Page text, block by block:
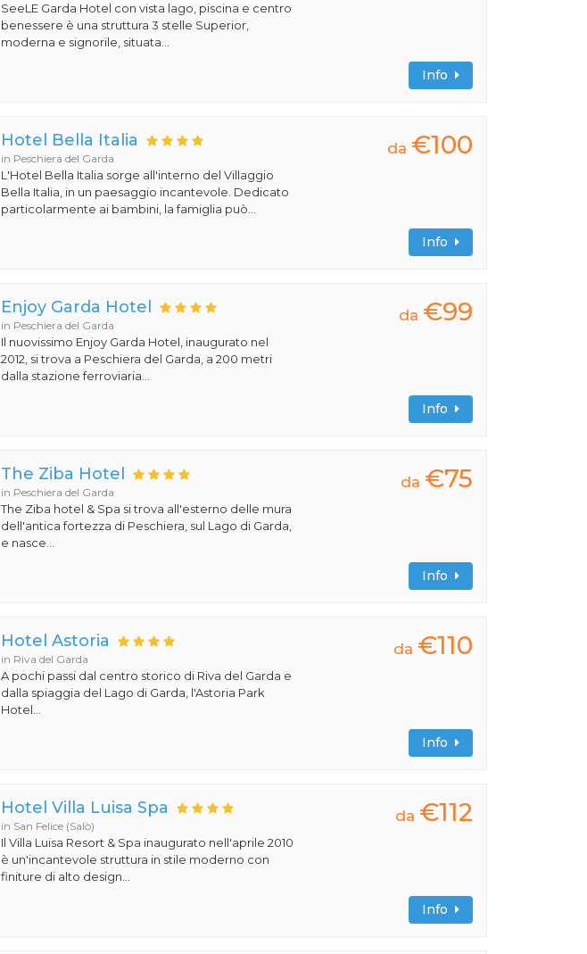
SeeLE Garda Hotel con vista lago, piscina e centro
benessere è una struttura 3 stelle Superior,
moderna e signorile, situata...
Info
Hotel Bella Italia
in Peschiera del Garda
L'Hotel Bella Italia sorge all'interno del Villaggio
Bella Italia, in un paesaggio incantevole. Dedicato
particolarmente ai bambini, la famiglia può...
da €100
Info
Enjoy Garda Hotel
in Peschiera del Garda
Il nuovissimo Enjoy Garda Hotel, inaugurato nel
2012, si trova a Peschiera del Garda, a 200 metri
dalla stazione ferroviaria...
da €99
Info
The Ziba Hotel
in Peschiera del Garda
The Ziba hotel & Spa si trova all'esterno delle mura
dell'antica fortezza di Peschiera, sul Lago di Garda,
e nasce...
da €75
Info
Hotel Astoria
in Riva del Garda
A pochi passi dal centro storico di Riva del Garda e
dalla spiaggia del Lago di Garda, l'Astoria Park
Hotel...
da €110
Info
Hotel Villa Luisa Spa
in San Felice (Salò)
Il Villa Luisa Resort & Spa inaugurato nell'aprile 2010
è un'incantevole struttura in stile moderno con
finiture di alto design...
da €112
Info